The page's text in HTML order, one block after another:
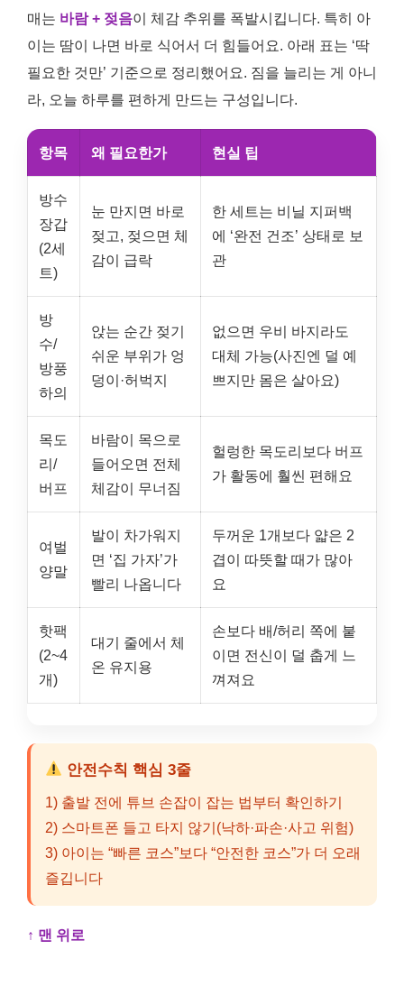
매는 바람 + 젖음이 체감 추위를 폭발시킵니다. 특히 아
이는 땀이 나면 바로 식어서 더 힘들어요. 아래 표는 ‘딱
필요한 것만’ 기준으로 정리했어요. 짐을 늘리는 게 아니
라, 오늘 하루를 편하게 만드는 구성입니다.
항목 왜 필요한가 현실 팁
방수
장갑
(2세
트)
눈 만지면 바로
젖고, 젖으면 체
감이 급락
한 세트는 비닐 지퍼백
에 ‘완전 건조’ 상태로 보
관
방
수/
방풍
하의
앉는 순간 젖기
쉬운 부위가 엉
덩이·허벅지
없으면 우비 바지라도
대체 가능(사진엔 덜 예
쁘지만 몸은 살아요)
목도
리/
버프
바람이 목으로
들어오면 전체
체감이 무너짐
헐렁한 목도리보다 버프
가 활동에 훨씬 편해요
여벌
양말
발이 차가워지
면 ‘집 가자’가
빨리 나옵니다
두꺼운 1개보다 얇은 2
겹이 따뜻할 때가 많아
요
핫팩
(2~4
개)
대기 줄에서 체
온 유지용
손보다 배/허리 쪽에 붙
이면 전신이 덜 춥게 느
껴져요
안전수칙 핵심 3줄
1) 출발 전에 튜브 손잡이 잡는 법부터 확인하기
2) 스마트폰 들고 타지 않기(낙하·파손·사고 위험)
3) 아이는 “빠른 코스”보다 “안전한 코스”가 더 오래
즐깁니다
↑ 맨 위로